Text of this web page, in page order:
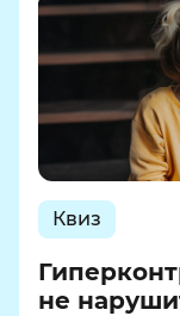
Квиз
не